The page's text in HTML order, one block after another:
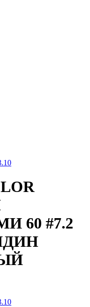
60 #7.2